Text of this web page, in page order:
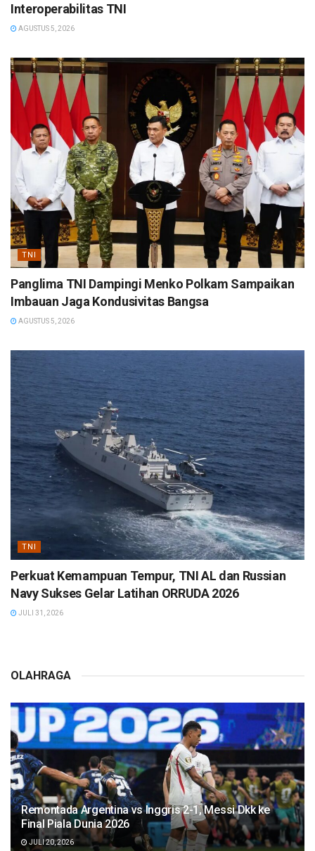
Interoperabilitas TNI
AGUSTUS 5, 2026
TNI
Panglima TNI Dampingi Menko Polkam Sampaikan
Imbauan Jaga Kondusivitas Bangsa
AGUSTUS 5, 2026
TNI
Perkuat Kemampuan Tempur, TNI AL dan Russian
Navy Sukses Gelar Latihan ORRUDA 2026
JULI 31, 2026
OLAHRAGA
Remontada Argentina vs Inggris 2-1, Messi Dkk ke
Final Piala Dunia 2026
JULI 20, 2026